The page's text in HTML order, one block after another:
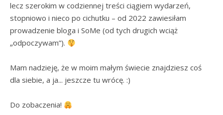
lecz szerokim w codziennej treści ciągiem wydarzeń,
stopniowo i nieco po cichutku – od 2022 zawiesiłam
prowadzenie bloga i SoMe (od tych drugich wciąż
„odpoczywam”).
Mam nadzieję, że w moim małym świecie znajdziesz coś
dla siebie, a ja... jeszcze tu wrócę. :)
Do zobaczenia!